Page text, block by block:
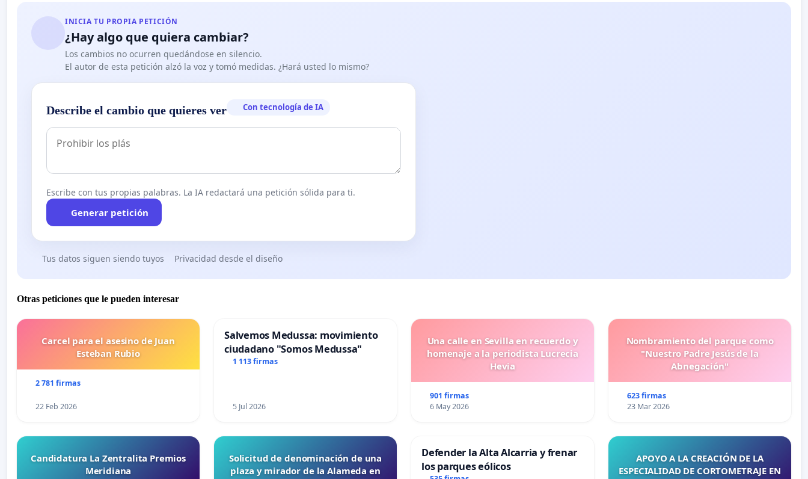
INICIA TU PROPIA PETICIÓN
¿Hay algo que quiera cambiar?
Los cambios no ocurren quedándose en silencio.
El autor de esta petición alzó la voz y tomó medidas. ¿Hará usted lo mismo?
Describe el cambio que quieres ver Con tecnología de IA
Escribe con tus propias palabras. La IA redactará una petición sólida para ti.
Generar petición
Tus datos siguen siendo tuyos Privacidad desde el diseño
Otras peticiones que le pueden interesar
Carcel para el asesino de Juan
Esteban Rubio
2 781 firmas
22 Feb 2026
Salvemos Medussa: movimiento
ciudadano "Somos Medussa"
1 113 firmas
5 Jul 2026
Una calle en Sevilla en recuerdo y
homenaje a la periodista Lucrecia
Hevia
901 firmas
6 May 2026
Nombramiento del parque como
"Nuestro Padre Jesús de la
Abnegación"
623 firmas
23 Mar 2026
Candidatura La Zentralita Premios
Meridiana
Solicitud de denominación de una
plaza y mirador de la Alameda en
Defender la Alta Alcarria y frenar
los parques eólicos
APOYO A LA CREACIÓN DE LA
ESPECIALIDAD DE CORTOMETRAJE EN